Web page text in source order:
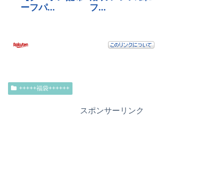
+++++福袋++++++
スポンサーリンク